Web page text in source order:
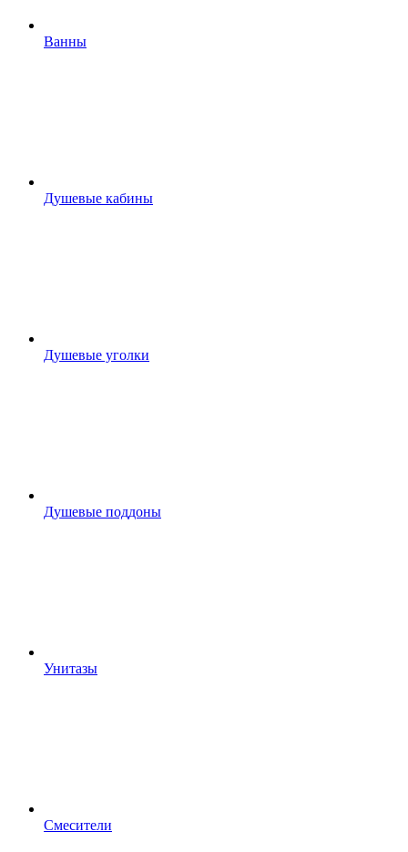
Ванны
Душевые кабины
Душевые уголки
Душевые поддоны
Унитазы
Смесители